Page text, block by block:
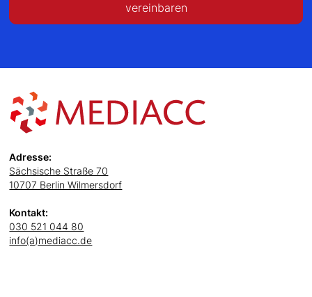
vereinbaren
Adresse:
Sächsische Straße 70
10707 Berlin Wilmersdorf
Kontakt:
030 521 044 80
info(a)mediacc.de